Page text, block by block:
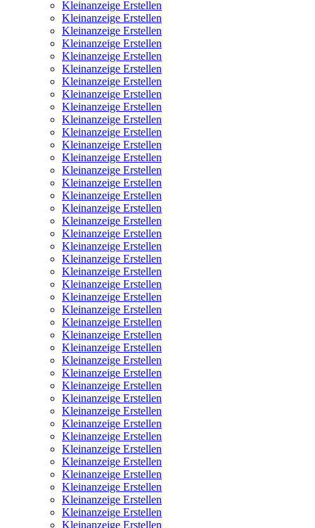
Kleinanzeige Erstellen
Kleinanzeige Erstellen
Kleinanzeige Erstellen
Kleinanzeige Erstellen
Kleinanzeige Erstellen
Kleinanzeige Erstellen
Kleinanzeige Erstellen
Kleinanzeige Erstellen
Kleinanzeige Erstellen
Kleinanzeige Erstellen
Kleinanzeige Erstellen
Kleinanzeige Erstellen
Kleinanzeige Erstellen
Kleinanzeige Erstellen
Kleinanzeige Erstellen
Kleinanzeige Erstellen
Kleinanzeige Erstellen
Kleinanzeige Erstellen
Kleinanzeige Erstellen
Kleinanzeige Erstellen
Kleinanzeige Erstellen
Kleinanzeige Erstellen
Kleinanzeige Erstellen
Kleinanzeige Erstellen
Kleinanzeige Erstellen
Kleinanzeige Erstellen
Kleinanzeige Erstellen
Kleinanzeige Erstellen
Kleinanzeige Erstellen
Kleinanzeige Erstellen
Kleinanzeige Erstellen
Kleinanzeige Erstellen
Kleinanzeige Erstellen
Kleinanzeige Erstellen
Kleinanzeige Erstellen
Kleinanzeige Erstellen
Kleinanzeige Erstellen
Kleinanzeige Erstellen
Kleinanzeige Erstellen
Kleinanzeige Erstellen
Kleinanzeige Erstellen
Kleinanzeige Erstellen